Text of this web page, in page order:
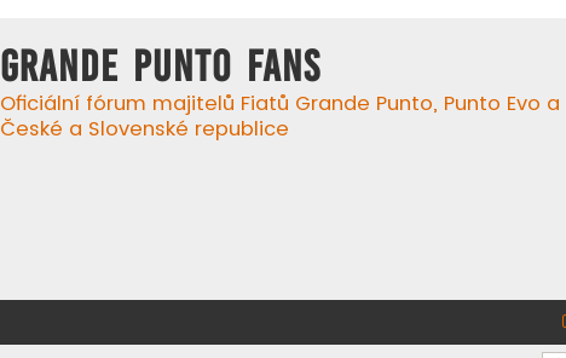
GRANDE PUNTO FANS
Oficiální fórum majitelů Fiatů Grande Punto, Punto Evo a
České a Slovenské republice